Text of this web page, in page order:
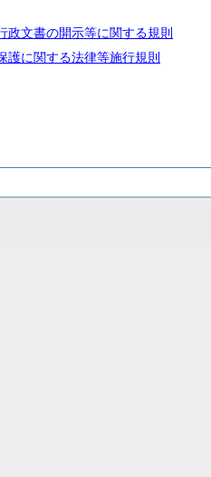
政文書の開示等に関する規則
護に関する法律等施行規則